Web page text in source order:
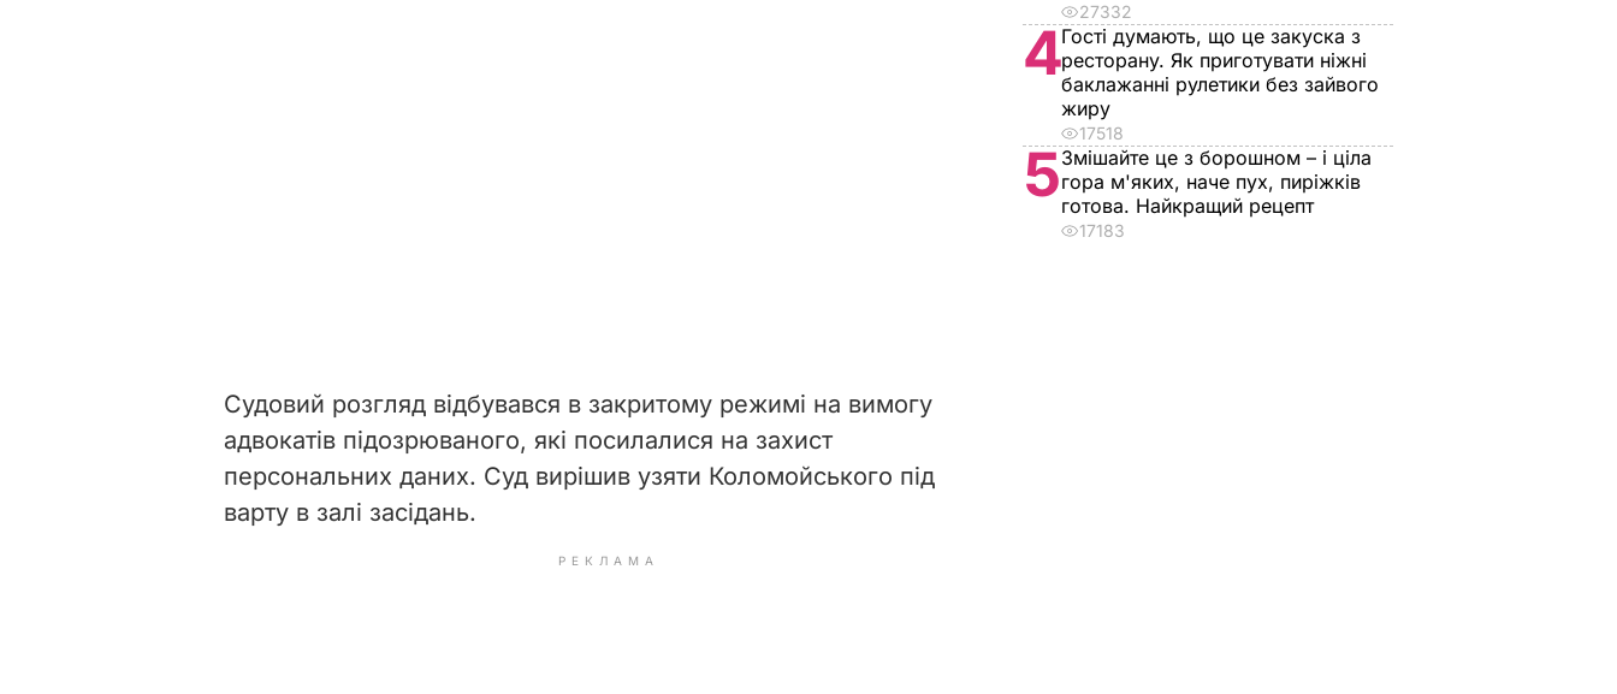
Судовий розгляд відбувався в закритому режимі на вимогу
адвокатів підозрюваного, які посилалися на захист
персональних даних. Суд вирішив узяти Коломойського під
варту в залі засідань.
РЕКЛАМА
27332
4Гості думають, що це закуска з
ресторану. Як приготувати ніжні
баклажанні рулетики без зайвого
жиру
17518
5Змішайте це з борошном – і ціла
гора м'яких, наче пух, пиріжків
готова. Найкращий рецепт
17183